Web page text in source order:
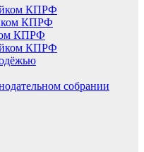
КПРФ
КПРФ
КПРФ
КПРФ
собрании